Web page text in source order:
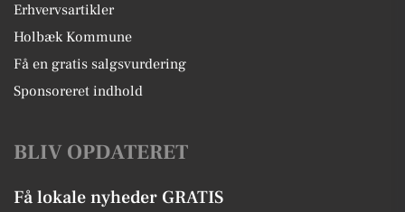
Erhvervsartikler
Holbæk Kommune
Få en gratis salgsvurdering
Sponsoreret indhold
BLIV OPDATERET
Få lokale nyheder GRATIS